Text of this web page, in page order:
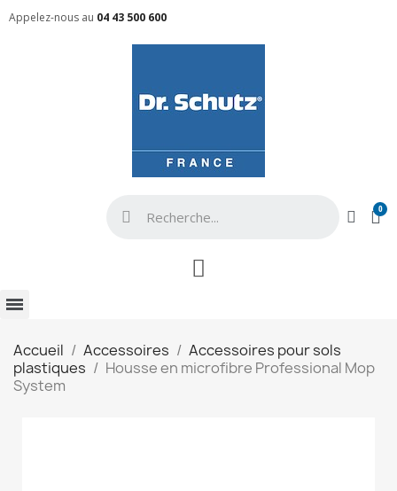
Appelez-nous au 04 43 500 600
Accueil Accessoires
Accessoires pour sols
plastiques
Housse en microfibre Professional Mop
System